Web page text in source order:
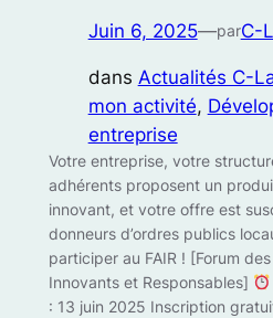
Juin 6, 2025—parC-
dans Actualités C-
mon activité,
entreprise
Votre entreprise, votre
adhérents proposent un
innovant, et votre offre est
donneurs d’ordres publics
participer au FAIR ! [Forum
Innovants et Responsables]
: 13 juin 2025 Inscription